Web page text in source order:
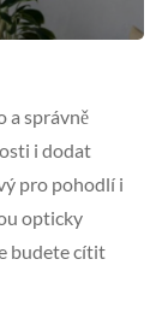
a správně
i dodat
pro pohodlí i
opticky
budete cítit